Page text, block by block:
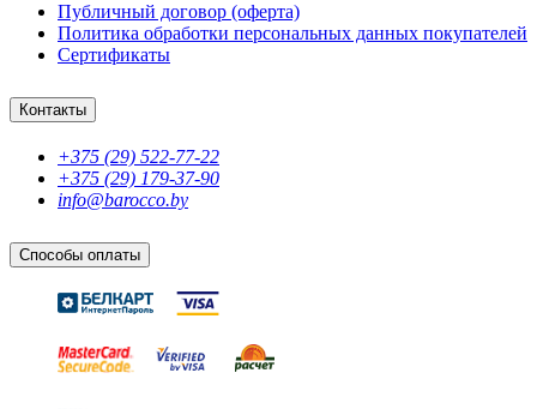
Публичный договор (оферта)
Политика обработки персональных данных покупателей
Сертификаты
Контакты
+375 (29) 522-77-22
+375 (29) 179-37-90
info@barocco.by
Способы оплаты